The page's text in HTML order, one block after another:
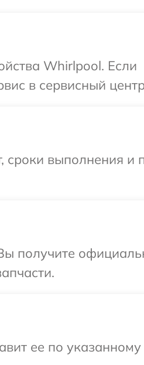
Whirlpool. Если
в сервисный
сроки выполнения и
получите
ее по указанному